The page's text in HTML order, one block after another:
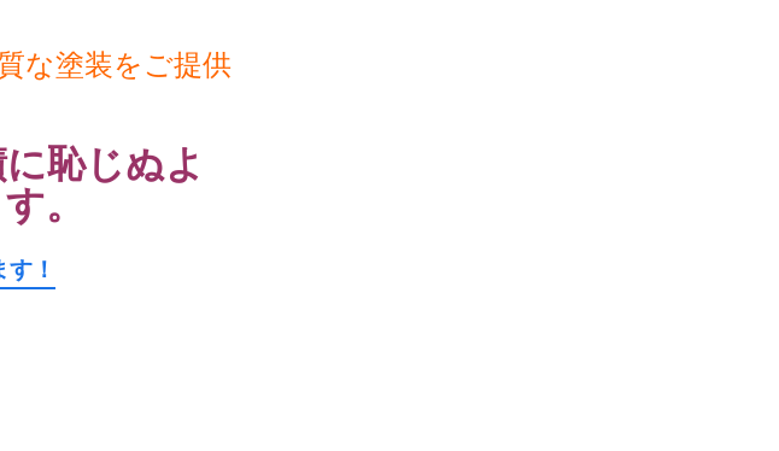
な塗装をご提供
恥じぬよ
。
！